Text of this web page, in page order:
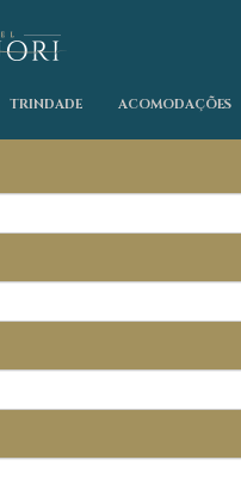
TRINDADE ACOMODAÇÕES